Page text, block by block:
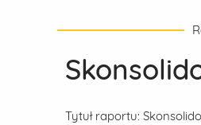
Tytuł raportu: